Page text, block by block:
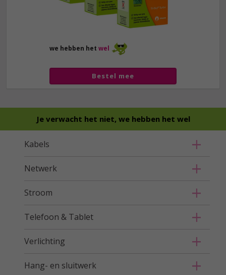
we hebben het wel
Bestel mee
Je verwacht het niet, we hebben het wel
Kabels
Netwerk
Stroom
Telefoon & Tablet
Verlichting
Hang- en sluitwerk